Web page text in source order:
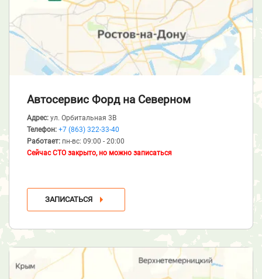
Автосервис Форд на Северном
Адрес: ул. Орбитальная 3В
Телефон: +7 (863) 322-33-40
Работает: пн-вс: 09:00 - 20:00
Сейчас СТО закрыто, но можно записаться
ЗАПИСАТЬСЯ